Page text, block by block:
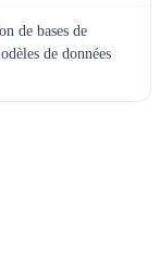
de bases de
de données